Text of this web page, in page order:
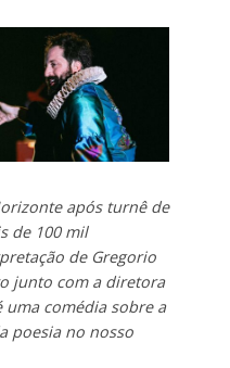
após turnê de
de 100 mil
de Gregorio
junto com a diretora
uma comédia sobre a
poesia no nosso